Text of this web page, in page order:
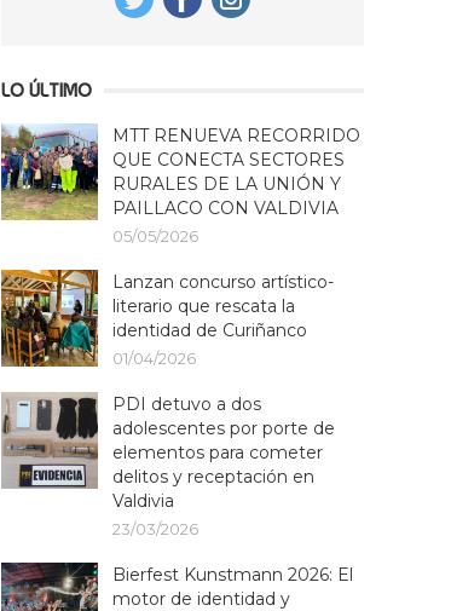
LO ÚLTIMO
MTT RENUEVA RECORRIDO
QUE CONECTA SECTORES
RURALES DE LA UNIÓN Y
PAILLACO CON VALDIVIA
05/05/2026
Lanzan concurso artístico-
literario que rescata la
identidad de Curiñanco
01/04/2026
PDI detuvo a dos
adolescentes por porte de
elementos para cometer
delitos y receptación en
Valdivia
23/03/2026
Bierfest Kunstmann 2026: El
motor de identidad y